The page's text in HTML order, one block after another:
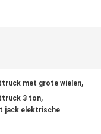
met grote wielen,
3 ton,
jack elektrische